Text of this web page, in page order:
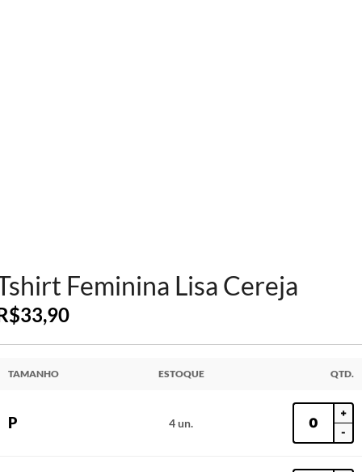
Feminina Lisa Cereja
33,90
TAMANHO ESTOQUE QTD.
P 4 un.
+
-